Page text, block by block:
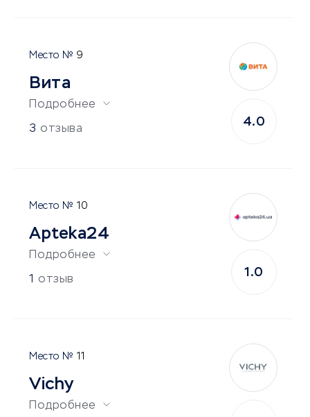
9
Вита
Подробнее
3 отзыва
4.0
10
Apteka24
Подробнее
1 отзыв
1.0
11
Vichy
Подробнее